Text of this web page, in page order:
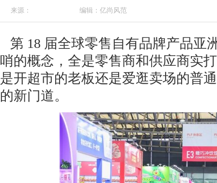
来源： 编辑：亿尚风范
第 18 届全球零售自有品牌产品亚
哨的概念，全是零售商和供应商实
是开超市的老板还是爱逛卖场的普
的新门道。